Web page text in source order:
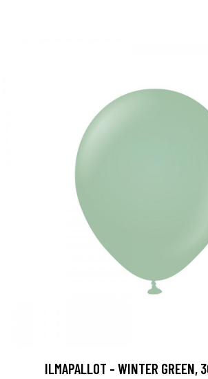
ILMAPALLOT - WINTER GREEN,